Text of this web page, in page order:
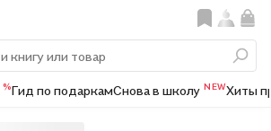
%Гид по подаркамСнова в школу NEWХиты